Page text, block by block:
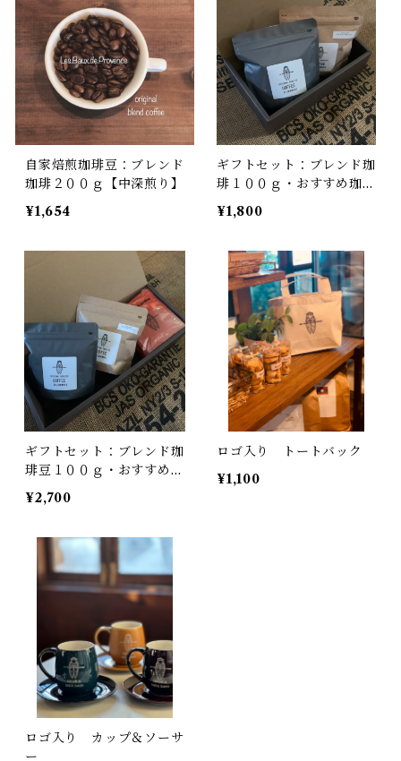
自家焙煎珈琲豆：ブレンド
珈琲２００ｇ【中深煎り】
¥1,654
ギフトセット：ブレンド珈
琲１００ｇ・おすすめ珈琲
豆１００ｇ
¥1,800
ギフトセット：ブレンド珈
琲豆１００ｇ・おすすめ珈
琲豆１００ｇ・ドリップ珈
琲5個
¥2,700
ロゴ入り トートバック
¥1,100
ロゴ入り カップ＆ソーサ
ー